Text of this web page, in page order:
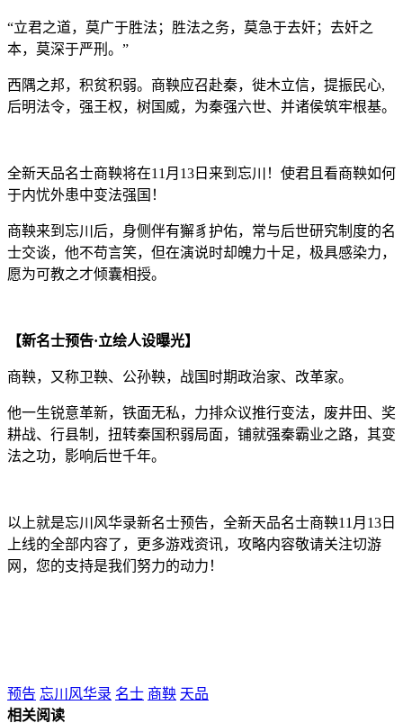
“立君之道，莫广于胜法；胜法之务，莫急于去奸；去奸之
本，莫深于严刑。”
西隅之邦，积贫积弱。商鞅应召赴秦，徙木立信，提振民心,
后明法令，强王权，树国威，为秦强六世、并诸侯筑牢根基。
全新天品名士商鞅将在11月13日来到忘川！使君且看商鞅如何
于内忧外患中变法强国！
商鞅来到忘川后，身侧伴有獬豸护佑，常与后世研究制度的名
士交谈，他不苟言笑，但在演说时却魄力十足，极具感染力，
愿为可教之才倾囊相授。
【新名士预告·立绘人设曝光】
商鞅，又称卫鞅、公孙鞅，战国时期政治家、改革家。
他一生锐意革新，铁面无私，力排众议推行变法，废井田、奖
耕战、行县制，扭转秦国积弱局面，铺就强秦霸业之路，其变
法之功，影响后世千年。
以上就是忘川风华录新名士预告，全新天品名士商鞅11月13日
上线的全部内容了，更多游戏资讯，攻略内容敬请关注切游
网，您的支持是我们努力的动力！
预告 忘川风华录 名士 商鞅 天品
相关阅读